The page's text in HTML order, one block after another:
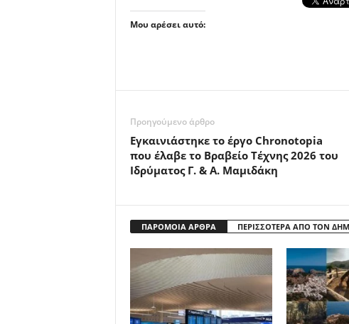
Μου αρέσει αυτό:
Προηγούμενο άρθρο
Εγκαινιάστηκε το έργο Chronotopia
που έλαβε το Βραβείο Τέχνης 2026 του
Ιδρύματος Γ. & Α. Μαμιδάκη
ΠΑΡΟΜΟΙΑ ΑΡΘΡΑ ΠΕΡΙΣΣΟΤΕΡΑ ΑΠΟ ΤΟΝ